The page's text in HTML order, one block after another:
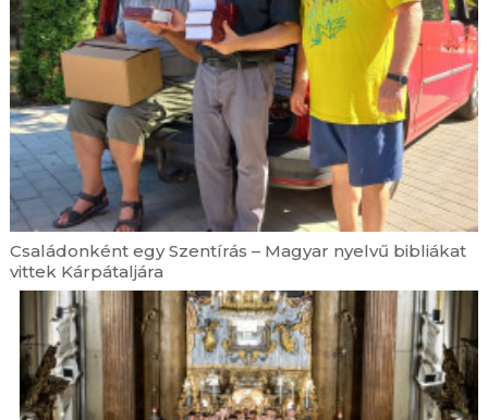
Családonként egy Szentírás – Magyar nyelvű bibliákat
vittek Kárpátaljára